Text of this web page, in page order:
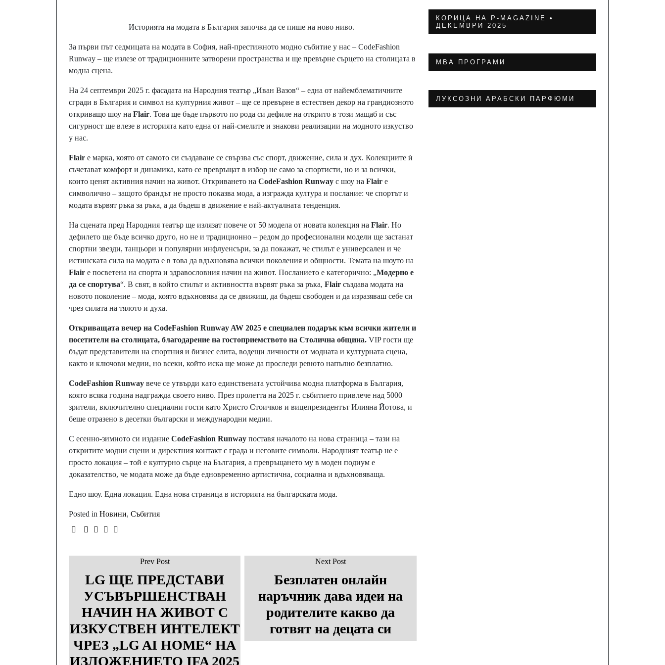
Историята на модата в България започва да се пише на ново ниво.
За първи път седмицата на модата в София, най-престижното модно събитие у нас – CodeFashion
Runway – ще излезе от традиционните затворени пространства и ще превърне сърцето на столицата в
модна сцена.
На 24 септември 2025 г. фасадата на Народния театър „Иван Вазов“ – една от найемблематичните
сгради в България и символ на културния живот – ще се превърне в естествен декор на грандиозното
откриващо шоу на Flair. Това ще бъде първото по рода си дефиле на открито в този мащаб и със
сигурност ще влезе в историята като една от най-смелите и знакови реализации на модното изкуство
у нас.
Flair е марка, която от самото си създаване се свързва със спорт, движение, сила и дух. Колекциите ѝ
съчетават комфорт и динамика, като се превръщат в избор не само за спортисти, но и за всички,
които ценят активния начин на живот. Откриването на CodeFashion Runway с шоу на Flair е
символично – защото брандът не просто показва мода, а изгражда култура и послание: че спортът и
модата вървят ръка за ръка, а да бъдеш в движение е най-актуалната тенденция.
На сцената пред Народния театър ще излязат повече от 50 модела от новата колекция на Flair. Но
дефилето ще бъде всичко друго, но не и традиционно – редом до професионални модели ще застанат
спортни звезди, танцьори и популярни инфлуенсъри, за да покажат, че стилът е универсален и че
истинската сила на модата е в това да вдъхновява всички поколения и общности. Темата на шоуто на
Flair е посветена на спорта и здравословния начин на живот. Посланието е категорично: „Модерно е
да се спортува“. В свят, в който стилът и активността вървят ръка за ръка, Flair създава модата на
новото поколение – мода, която вдъхновява да се движиш, да бъдеш свободен и да изразяваш себе си
чрез силата на тялото и духа.
Откриващата вечер на CodeFashion Runway AW 2025 е специален подарък към всички жители и
посетители на столицата, благодарение на гостоприемството на Столична община. VIP гости ще
бъдат представители на спортния и бизнес елита, водещи личности от модната и културната сцена,
както и ключови медии, но всеки, който иска ще може да проследи ревюто напълно безплатно.
CodeFashion Runway вече се утвърди като единствената устойчива модна платформа в България,
която всяка година надгражда своето ниво. През пролетта на 2025 г. събитието привлече над 5000
зрители, включително специални гости като Христо Стоичков и вицепрезидентът Илияна Йотова, и
беше отразено в десетки български и международни медии.
С есенно-зимното си издание CodeFashion Runway поставя началото на нова страница – тази на
откритите модни сцени и директния контакт с града и неговите символи. Народният театър не е
просто локация – той е културно сърце на България, а превръщането му в моден подиум е
доказателство, че модата може да бъде едновременно артистична, социална и вдъхновяваща.
Едно шоу. Една локация. Една нова страница в историята на българската мода.
Posted in Новини, Събития
Prev Post
LG ЩЕ ПРЕДСТАВИ
УСЪВЪРШЕНСТВАН
НАЧИН НА ЖИВОТ С
ИЗКУСТВЕН ИНТЕЛЕКТ
ЧРЕЗ „LG AI HOME“ НА
ИЗЛОЖЕНИЕТО IFA 2025
Next Post
Безплатен онлайн
наръчник дава идеи на
родителите какво да
готвят на децата си
КОРИЦА НА P-MAGAZINE •
ДЕКЕМВРИ 2025
МВА ПРОГРАМИ
ЛУКСОЗНИ АРАБСКИ ПАРФЮМИ